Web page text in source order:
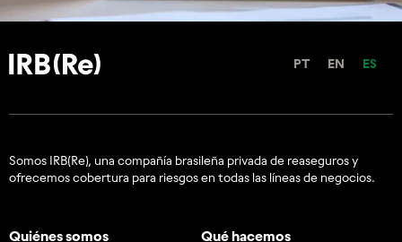
PT EN ES
Somos IRB(Re), una compañía brasileña privada de reaseguros y
ofrecemos cobertura para riesgos en todas las líneas de negocios.
Quiénes somos Qué hacemos